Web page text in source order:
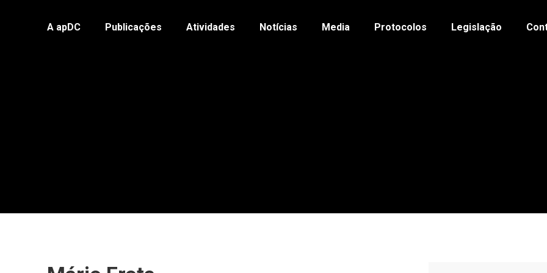
A apDC Publicações Atividades Notícias Media Protocolos Legislação